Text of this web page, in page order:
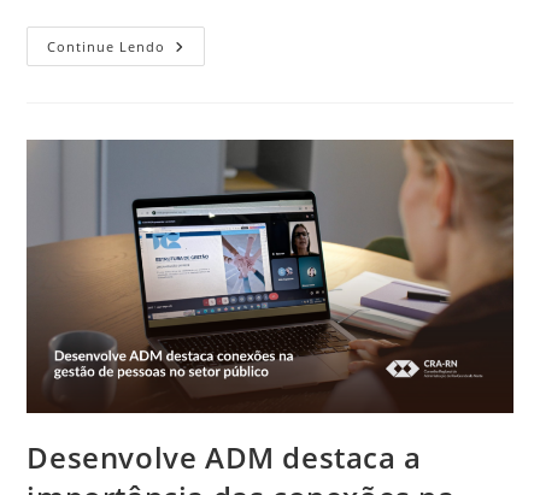
Continue Lendo CRA-
RN
De
Presidentes
Sistema
CFA/CRAs
E
Acompanha
Debates
Estratégicos
Para
O
Fortalecimento
Da
Administração
Desenvolve ADM destaca a